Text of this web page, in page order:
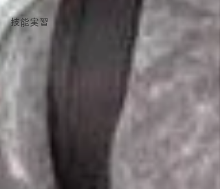
技能実習